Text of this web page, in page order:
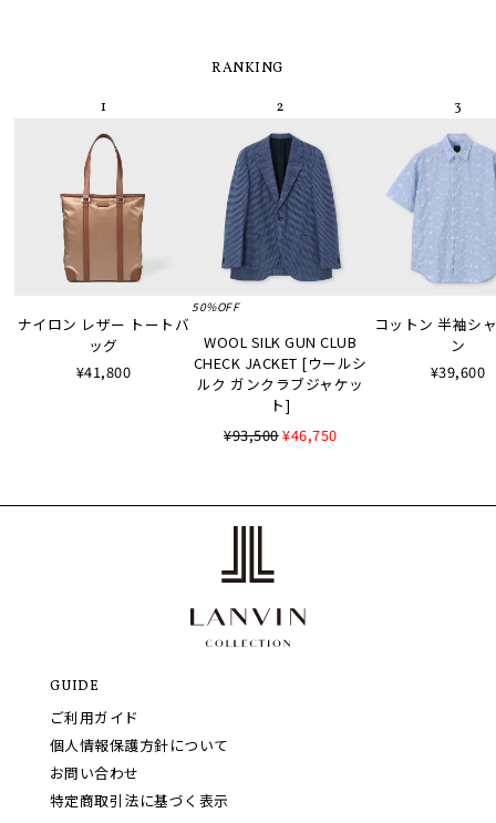
RANKING
ナイロン レザー トートバ
ッグ
¥41,800
50%OFF
WOOL SILK GUN CLUB
CHECK JACKET [ウールシ
ルク ガンクラブジャケッ
ト]
¥93,500¥46,750
コットン 半袖シ
ン
¥39,600
GUIDE
ご利用ガイド
個人情報保護方針について
お問い合わせ
特定商取引法に基づく表示